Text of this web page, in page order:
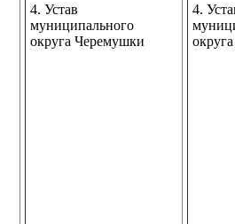
4. Устав
муниципального
округа Черемушки
4.